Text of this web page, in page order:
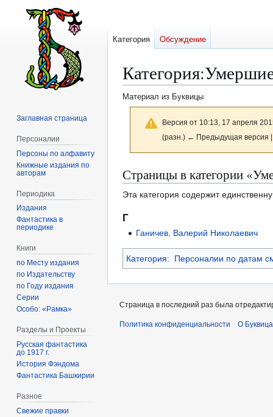
Категория:
Материал из Буквицы
Версия от 10:13, 17 апреля
(разн.) ← Предыдущая версия
Перейти
к
навигации
Перейти
к
поиску
Страницы в категории
Эта категория содержит
Г
Ганичев, Валерий Николаевич
Категория: Персоналии по датам
Категория Обсуждение
Заглавная страница
Персоналии
Персоны по алфавиту
Книжные издания по
авторам
Периодика
Издания
Фантастика в
периодике
Книги
по Месту издания
по Издательству
по Году издания
Серии
Особо: «Рамка»
Разделы и Проекты
Русская фантастика
до 1917 г.
История Фэндома
Фантастика Башкирии
Разное
Свежие правки
Страница в последний раз была
Политика конфиденциальности О Буквица